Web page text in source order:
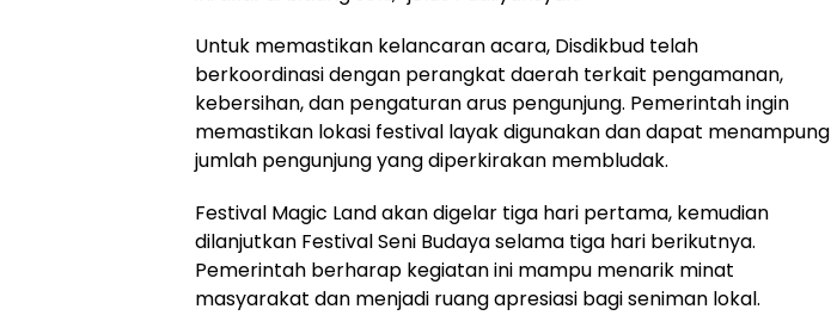
Untuk memastikan kelancaran acara, Disdikbud telah
berkoordinasi dengan perangkat daerah terkait pengamanan,
kebersihan, dan pengaturan arus pengunjung. Pemerintah ingin
memastikan lokasi festival layak digunakan dan dapat menampung
jumlah pengunjung yang diperkirakan membludak.
Festival Magic Land akan digelar tiga hari pertama, kemudian
dilanjutkan Festival Seni Budaya selama tiga hari berikutnya.
Pemerintah berharap kegiatan ini mampu menarik minat
masyarakat dan menjadi ruang apresiasi bagi seniman lokal.